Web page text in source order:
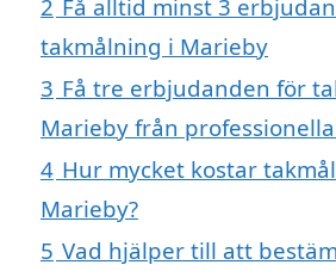
2 Få alltid minst 3
takmålning i Marieby
3 Få tre erbjudanden för
Marieby från
4 Hur mycket kostar
Marieby?
5 Vad hjälper till att